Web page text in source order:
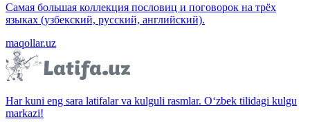
Самая большая коллекция пословиц и поговорок на трёх
языках (узбекский, русский, английский).
maqollar.uz
Har kuni eng sara latifalar va kulguli rasmlar. O‘zbek tilidagi kulgu
markazi!